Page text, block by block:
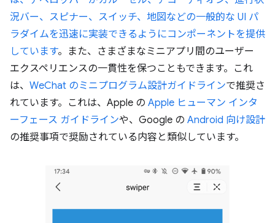
況バー、スピナー、スイッチ、地図などの一般的な UI パ
ラダイムを迅速に実装できるようにコンポーネントを提供
しています。また、さまざまなミニアプリ間のユーザー
エクスペリエンスの一貫性を保つこともできます。これ
は、 WeChat のミニプログラム設計ガイドラインで推奨さ
れています。これは、Apple の Apple ヒューマン インタ
ーフェース ガイドラインや、Google の Android 向け設計
の推奨事項で奨励されている内容と類似しています。